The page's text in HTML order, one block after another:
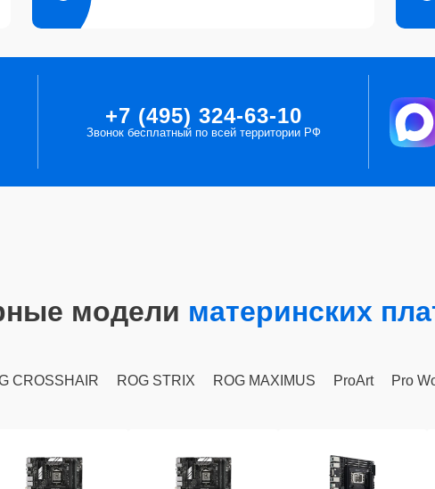
+7 (495) 324-63-10
Звонок бесплатный по всей территории РФ
модели материнских
CROSSHAIR ROG STRIX ROG MAXIMUS ProArt Pro